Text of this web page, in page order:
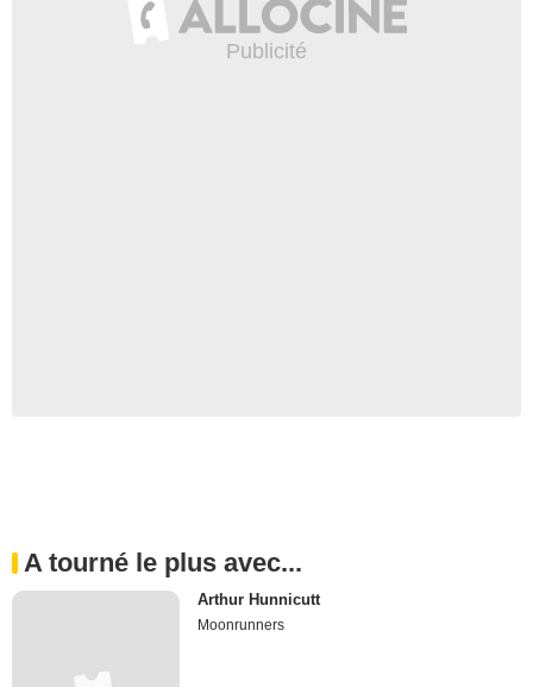
A tourné le plus avec...
Arthur Hunnicutt
Moonrunners